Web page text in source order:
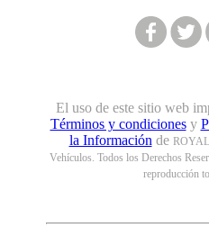
El uso de este sitio web
Términos y condicionesy
la Informaciónde
Vehículos. Todos los Derechos
reproducción